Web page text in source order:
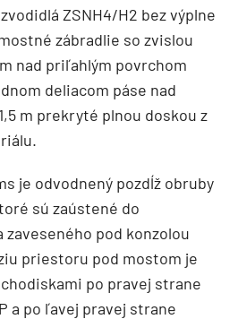
ZSNH4/H2 bez výplne
zábradlie so zvislou
nad priľahlým povrchom
deliacom páse nad
m prekryté plnou doskou z
je odvodnený pozdĺž obruby
sú zaústené do
pod konzolou
priestoru pod mostom je
po pravej strane
a po ľavej pravej strane